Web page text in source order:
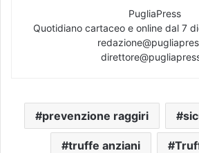
PugliaPress
Quotidiano cartaceo e online dal 7
prevenzione raggiri
truffe anziani